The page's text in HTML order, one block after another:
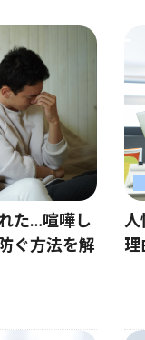
た…喧嘩し
ぐ方法を解
人
理